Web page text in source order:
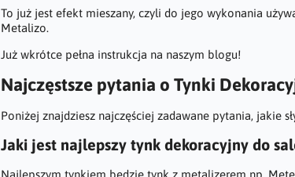
To już jest efekt mieszany, czyli do jego wykonania
Metalizo.
Już wkrótce pełna instrukcja na naszym blogu!
Najczęstsze pytania o Tynki
Poniżej znajdziesz najczęściej zadawane pytania, jakie
Jaki jest najlepszy tynk dekoracyjny do